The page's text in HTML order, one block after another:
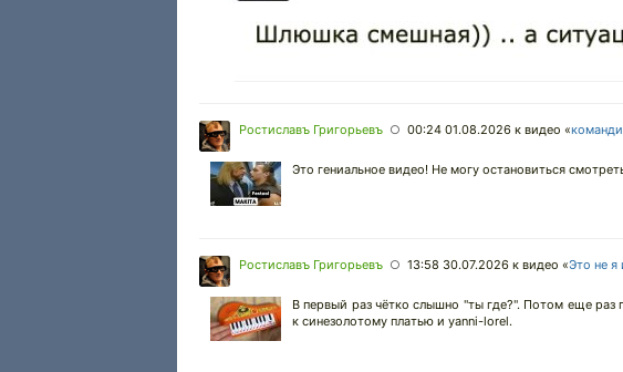
Ростиславъ Григорьевъ ○ 00:24 01.08.2026 к видео «
Это гениальное видео! Не могу остановиться
Ростиславъ Григорьевъ ○ 13:58 30.07.2026 к видео «Это не я
В первый раз чётко слышно "ты где?". Потом еще раз
к синезолотому платью и yanni-lorel.